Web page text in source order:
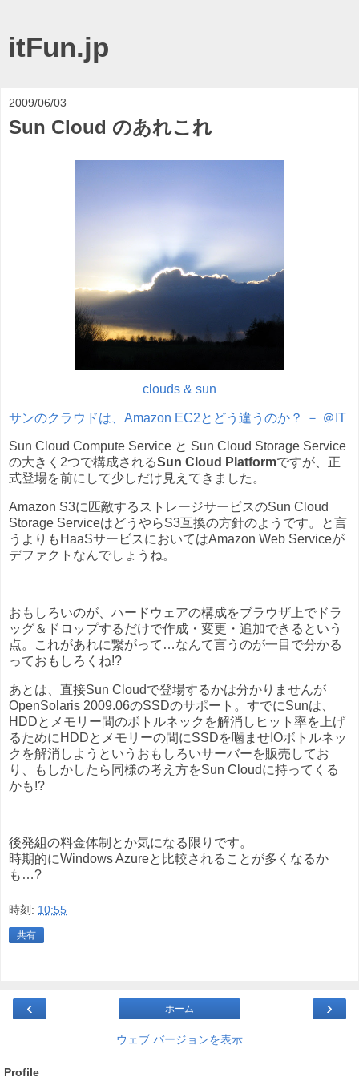
itFun.jp
2009/06/03
Sun Cloud のあれこれ
clouds & sun
サンのクラウドは、Amazon EC2とどう違うのか？ － ＠IT
Sun Cloud Compute Service と Sun Cloud Storage Service
の大きく2つで構成されるSun Cloud Platformですが、正
式登場を前にして少しだけ見えてきました。
Amazon S3に匹敵するストレージサービスのSun Cloud
Storage ServiceはどうやらS3互換の方針のようです。と言
うよりもHaaSサービスにおいてはAmazon Web Serviceが
デファクトなんでしょうね。
おもしろいのが、ハードウェアの構成をブラウザ上でドラ
ッグ＆ドロップするだけで作成・変更・追加できるという
点。これがあれに繋がって…なんて言うのが一目で分かる
っておもしろくね!?
あとは、直接Sun Cloudで登場するかは分かりませんが
OpenSolaris 2009.06のSSDのサポート。すでにSunは、
HDDとメモリー間のボトルネックを解消しヒット率を上げ
るためにHDDとメモリーの間にSSDを噛ませIOボトルネッ
クを解消しようというおもしろいサーバーを販売してお
り、もしかしたら同様の考え方をSun Cloudに持ってくる
かも!?
後発組の料金体制とか気になる限りです。
時期的にWindows Azureと比較されることが多くなるか
も…?
時刻: 10:55
共有
‹ ›
ホーム
ウェブ バージョンを表示
Profile